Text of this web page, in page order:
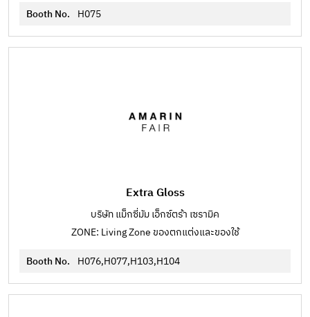
Booth No. H075
Extra Gloss
บริษัท แม็กซี่มัม เอ็กซ์ตร้า เซรามิค
ZONE: Living Zone ของตกแต่งและของใช้
Booth No. H076,H077,H103,H104